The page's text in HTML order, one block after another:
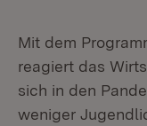
Mit dem
reagiert das
sich in den
weniger